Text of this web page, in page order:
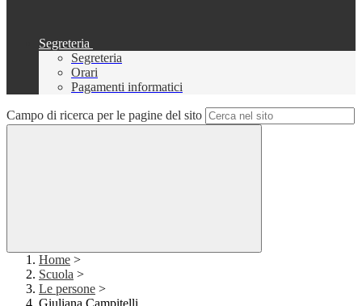
Segreteria
Segreteria
Orari
Pagamenti informatici
Campo di ricerca per le pagine del sito
Home >
Scuola >
Le persone >